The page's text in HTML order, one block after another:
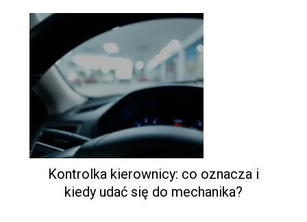
Kontrolka kierownicy: co oznacza i
kiedy udać się do mechanika?